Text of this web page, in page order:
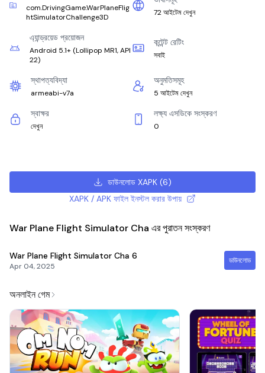
com.DrivingGame.WarPlaneFlig
htSimulatorChallenge3D
72 আইটেম দেখুন
এ্যান্ড্রয়েড প্রয়োজন
Android 5.1+ (Lollipop MR1, API
22)
কন্টেন্ট রেটিং
সবাই
স্থাপত্যবিদ্যা
armeabi-v7a
অনুমতিসমূহ
5 আইটেম দেখুন
স্বাক্ষর
দেখুন
লক্ষ্য এসডিকে সংস্করণ
0
ডাউনলোড XAPK(6)
XAPK / APK ফাইল ইনস্টল করার উপায়
War Plane Flight Simulator Cha এর পুরাতন সংস্করণ
War Plane Flight Simulator Cha 6
Apr 04, 2025
ডাউনলোড
অনলাইন গেম